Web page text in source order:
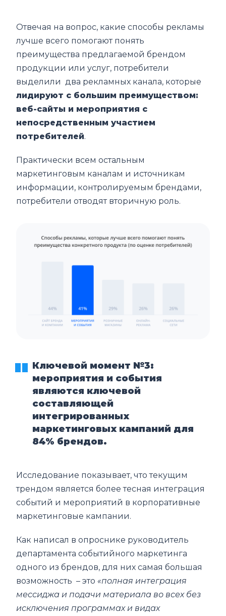
Отвечая на вопрос, какие способы рекламы
лучше всего помогают понять
преимущества предлагаемой брендом
продукции или услуг, потребители
выделили два рекламных канала, которые
лидируют с большим преимуществом:
веб-сайты и мероприятия с
непосредственным участием
потребителей.
Практически всем остальным
маркетинговым каналам и источникам
информации, контролируемым брендами,
потребители отводят вторичную роль.
Ключевой момент №3:
мероприятия и события
являются ключевой
составляющей
интегрированных
маркетинговых кампаний для
84% брендов.
Исследование показывает, что текущим
трендом является более тесная интеграция
событий и мероприятий в корпоративные
маркетинговые кампании.
Как написал в опроснике руководитель
департамента событийного маркетинга
одного из брендов, для них самая большая
возможность – это «полная интеграция
мессиджа и подачи материала во всех без
исключения программах и видах